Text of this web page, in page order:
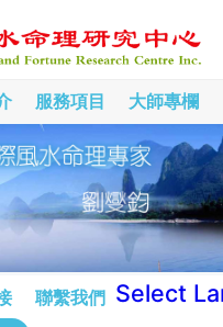
服務項目 大師專欄
聯繫我們 Select